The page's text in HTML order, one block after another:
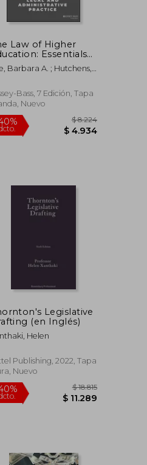
Law of Higher
Essentials
Legal and
Practice
Barbara A. ; Hutchens,
Bass, 7 Edición, Tapa
Nuevo
Legislative
(en Inglés)
Helen
Publishing, 2022, Tapa
Nuevo